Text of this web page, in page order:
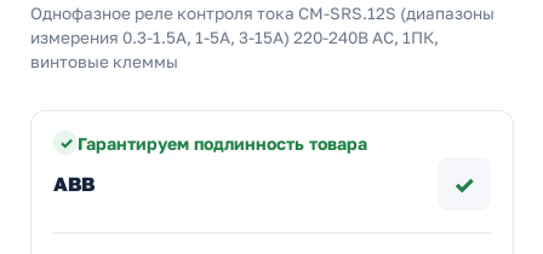
Однофазное реле контроля тока CM-SRS.12S (диапазоны
измерения 0.3-1.5А, 1-5A, 3-15A) 220-240В AC, 1ПК,
винтовые клеммы
Гарантируем подлинность товара
ABB ✓